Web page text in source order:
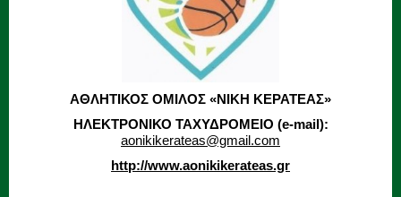
ΑΘΛΗΤΙΚΟΣ ΟΜΙΛΟΣ «ΝΙΚΗ ΚΕΡΑΤΕΑΣ»
ΗΛΕΚΤΡΟΝΙΚΟ ΤΑΧΥΔΡΟΜΕΙΟ (e-mail):
aonikikerateas@gmail.com
http://www.aonikikerateas.gr